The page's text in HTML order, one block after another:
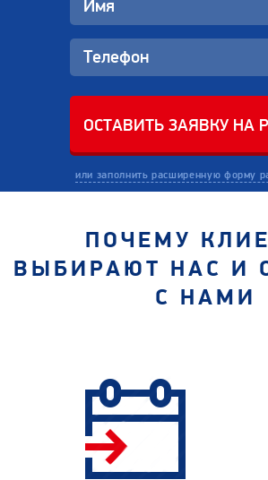
или заполнить расширенную форму
ПОЧЕМУ
ВЫБИРАЮТ НАС И
С НАМИ